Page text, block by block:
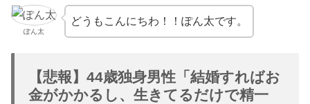
ぽん太
どうもこんにちわ！！ぽん太です。
【悲報】44歳独身男性「結婚すればお
金がかかるし、生きてるだけで精一